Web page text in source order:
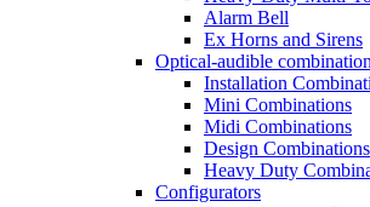
Alarm Bell
Ex Horns and Sirens
Optical-audible
Installation
Mini Combinations
Midi Combinations
Design Combinations
Heavy Duty
Configurators